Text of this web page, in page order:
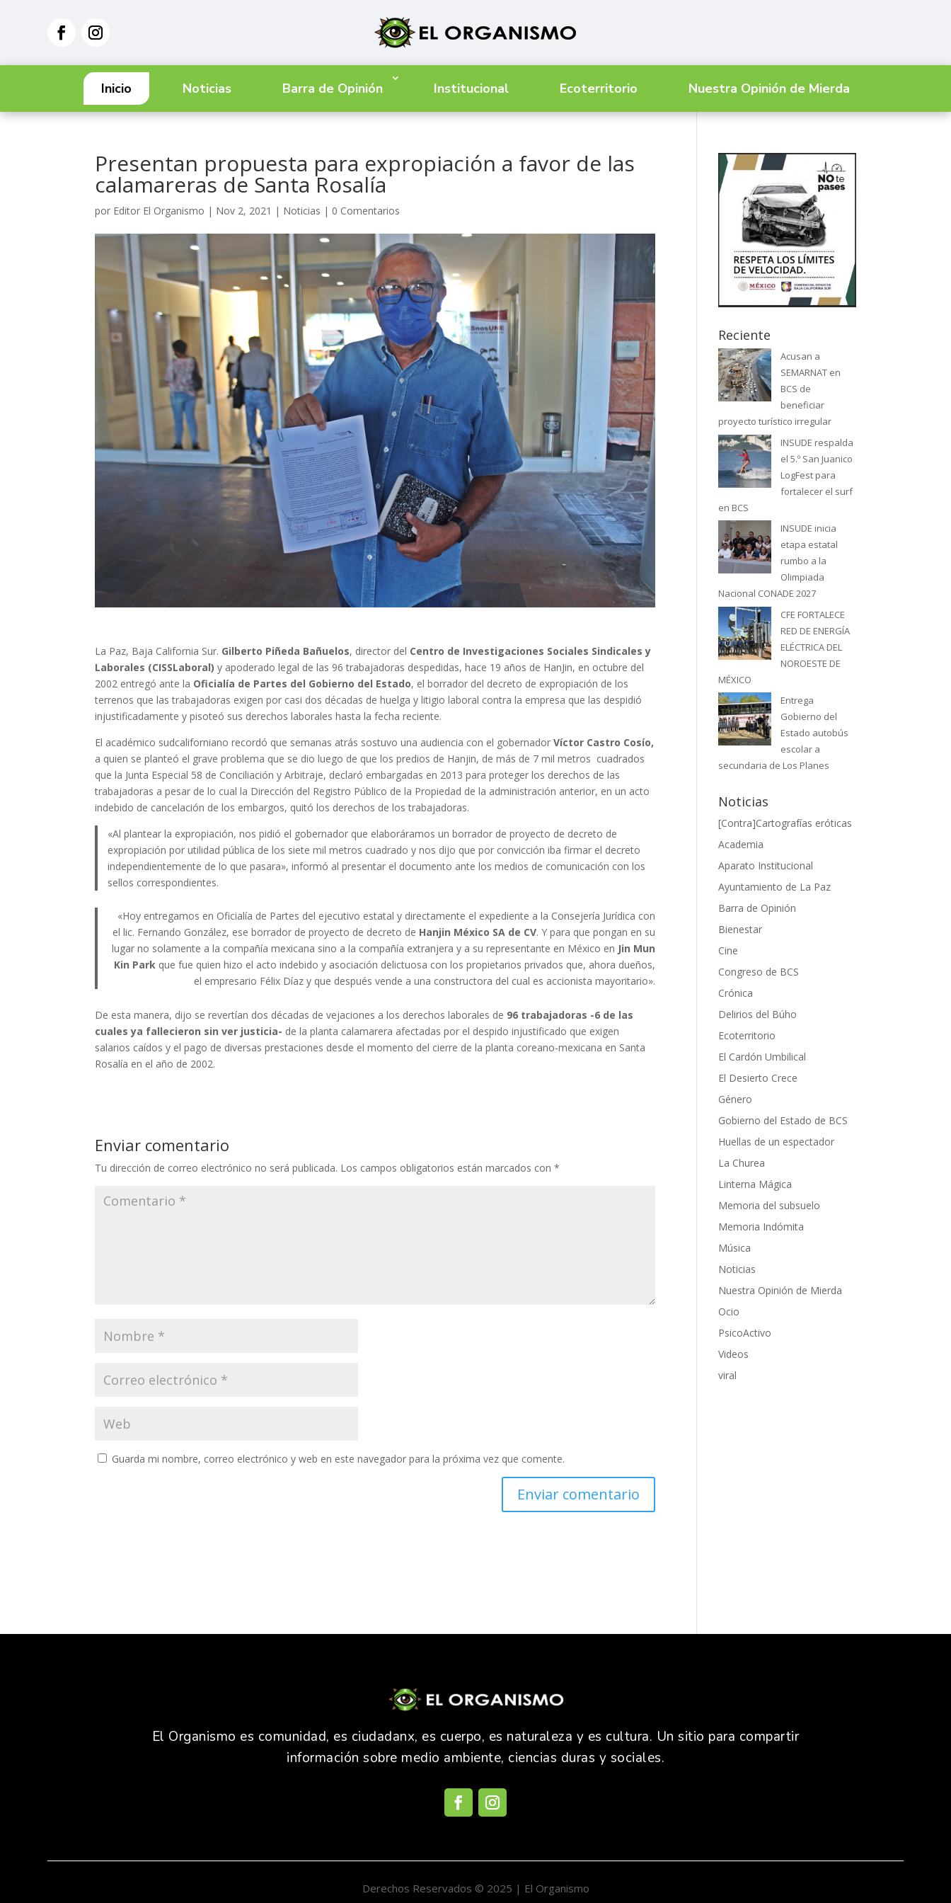
Inicio Noticias Barra de Opinión Institucional Ecoterritorio Nuestra Opinión de Mierda
Presentan propuesta para expropiación a favor de las
calamareras de Santa Rosalía
por Editor El Organismo | Nov 2, 2021 | Noticias | 0 Comentarios
La Paz, Baja California Sur. Gilberto Piñeda Bañuelos, director del Centro de Investigaciones Sociales Sindicales y
Laborales (CISSLaboral)y apoderado legal de las 96 trabajadoras despedidas, hace 19 años de HanJin, en octubre del
2002 entregó ante la Oficialía de Partes del Gobierno del Estado, el borrador del decreto de expropiación de los
terrenos que las trabajadoras exigen por casi dos décadas de huelga y litigio laboral contra la empresa que las despidió
injustificadamente y pisoteó sus derechos laborales hasta la fecha reciente.
El académico sudcaliforniano recordó que semanas atrás sostuvo una audiencia con el gobernadorVíctor Castro Cosío,
a quien se planteó el grave problema que se dio luego de que los predios de Hanjin, de más de 7 mil metros cuadrados
que la Junta Especial 58 de Conciliación y Arbitraje, declaró embargadas en 2013 para proteger los derechos de las
trabajadoras a pesar de lo cual la Dirección del Registro Público de la Propiedad de la administración anterior, en un acto
indebido de cancelación de los embargos, quitó los derechos de los trabajadoras.
«Al plantear la expropiación, nos pidió el gobernador que elaboráramos un borrador de proyecto de decreto de
expropiación por utilidad pública de los siete mil metros cuadrado y nos dijo que por convicción iba firmar el decreto
independientemente de lo que pasara», informó al presentar el documento ante los medios de comunicación con los
sellos correspondientes.
«Hoy entregamos en Oficialía de Partes del ejecutivo estatal y directamente el expediente a la Consejería Jurídica con
el lic. Fernando González, ese borrador de proyecto de decreto de Hanjin México SA de CV. Y para que pongan en su
lugar no solamente a la compañía mexicana sino a la compañía extranjera y a su representante en México en Jin Mun
Kin Park que fue quien hizo el acto indebido y asociación delictuosa con los propietarios privados que, ahora dueños,
el empresario Félix Díaz y que después vende a una constructora del cual es accionista mayoritario».
De esta manera, dijo se revertían dos décadas de vejaciones a los derechos laborales de 96 trabajadoras -6 de las
cuales ya fallecieron sin ver justicia- de la planta calamarera afectadas por el despido injustificado que exigen
salarios caídos y el pago de diversas prestaciones desde el momento del cierre de la planta coreano-mexicana en Santa
Rosalía en el año de 2002.
Enviar comentario
Tu dirección de correo electrónico no será publicada. Los campos obligatorios están marcados con*
Guarda mi nombre, correo electrónico y web en este navegador para la próxima vez que comente.
Reciente
Acusan a
SEMARNAT en
BCS de
beneficiar
proyecto turístico irregular
INSUDE respalda
el 5.º San Juanico
LogFest para
fortalecer el surf
en BCS
INSUDE inicia
etapa estatal
rumbo a la
Olimpiada
Nacional CONADE 2027
CFE FORTALECE
RED DE ENERGÍA
ELÉCTRICA DEL
NOROESTE DE
MÉXICO
Entrega
Gobierno del
Estado autobús
escolar a
secundaria de Los Planes
Noticias
[Contra]Cartografías eróticas
Academia
Aparato Institucional
Ayuntamiento de La Paz
Barra de Opinión
Bienestar
Cine
Congreso de BCS
Crónica
Delirios del Búho
Ecoterritorio
El Cardón Umbilical
El Desierto Crece
Género
Gobierno del Estado de BCS
Huellas de un espectador
La Churea
Linterna Mágica
Memoria del subsuelo
Memoria Indómita
Música
Noticias
Nuestra Opinión de Mierda
Ocio
PsicoActivo
Videos
viral
El Organismo es comunidad, es ciudadanx, es cuerpo, es naturaleza y es cultura. Un sitio para compartir
información sobre medio ambiente, ciencias duras y sociales.
Derechos Reservados © 2025 | El Organismo